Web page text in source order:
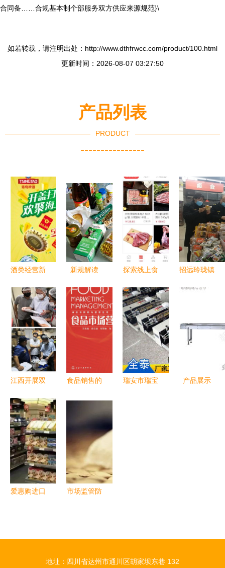
合同备……合规基本制个部服务双方供应来源规范}\
如若转载，请注明出处：http://www.dthfrwcc.com/product/100.html
更新时间：2026-08-07 03:27:50
产品列表
PRODUCT
----------------
酒类经营新
码抽奖系统
的魅力与落
地指南
新规解读
销毁过期食
品与酒类经
营罚则全面
探索线上食
元方式
招远玲珑镇
开展专项大
检查
江西开展双
督查 聚焦
汉堡与酒类
经营安全
食品销售的
费者心理与
渠道策略
瑞安市瑞宝
产品展示
爱惠购进口
市场监管防
地址：四川省达州市通川区胡家坝东巷 132